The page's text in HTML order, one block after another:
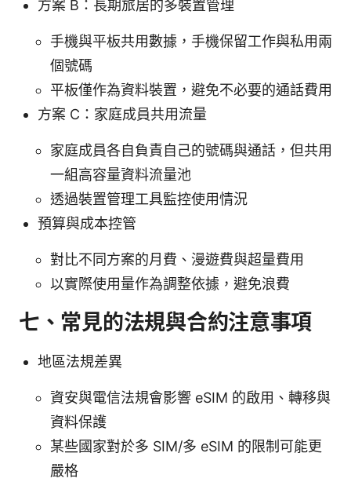
方案 B：長期旅居的多裝置管理
手機與平板共用數據，手機保留工作與私用兩
個號碼
平板僅作為資料裝置，避免不必要的通話費用
方案 C：家庭成員共用流量
家庭成員各自負責自己的號碼與通話，但共用
一組高容量資料流量池
透過裝置管理工具監控使用情況
預算與成本控管
對比不同方案的月費、漫遊費與超量費用
以實際使用量作為調整依據，避免浪費
七、常見的法規與合約注意事項
地區法規差異
資安與電信法規會影響 eSIM 的啟用、轉移與
資料保護
某些國家對於多 SIM/多 eSIM 的限制可能更
嚴格